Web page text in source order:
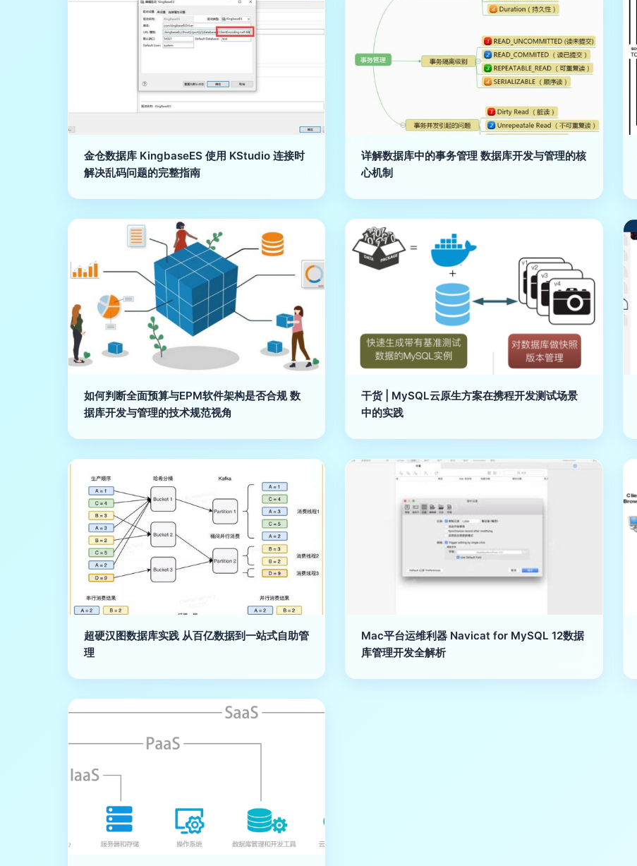
金仓数据库 KingbaseES 使用 KStudio 连接时
解决乱码问题的完整指南
详解数据库中的事务管理 数据库开发与管理的核
心机制
如何判断全面预算与EPM软件架构是否合规 数
据库开发与管理的技术规范视角
干货 | MySQL云原生方案在携程开发测试场景
中的实践
超硬汉图数据库实践 从百亿数据到一站式自助管
理
Mac平台运维利器 Navicat for MySQL 12数据
库管理开发全解析